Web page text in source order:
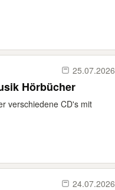
25.07.2026
Hörbücher
verschiedene CD's mit
24.07.2026